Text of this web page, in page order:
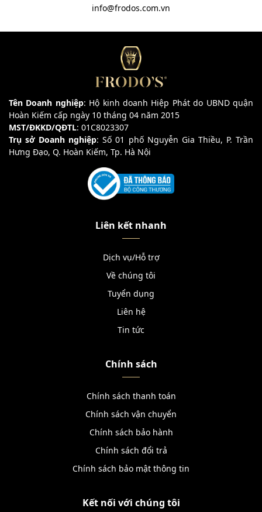
info@frodos.com.vn
Tên Doanh nghiệp: Hộ kinh doanh Hiệp Phát do UBND quận
Hoàn Kiếm cấp ngày 10 tháng 04 năm 2015
MST/ĐKKD/QĐTL: 01C8023307
Trụ sở Doanh nghiệp: Số 01 phố Nguyễn Gia Thiều, P. Trần
Hưng Đạo, Q. Hoàn Kiếm, Tp. Hà Nội
Liên kết nhanh
Dịch vụ/Hỗ trợ
Về chúng tôi
Tuyển dụng
Liên hệ
Tin tức
Chính sách
Chính sách thanh toán
Chính sách vận chuyển
Chính sách bảo hành
Chính sách đổi trả
Chính sách bảo mật thông tin
Kết nối với chúng tôi